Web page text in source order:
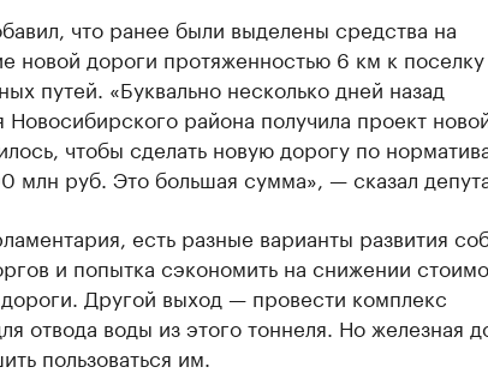
что ранее были выделены средства на
новой дороги протяженностью 6 км к
путей. «Буквально несколько дней назад
Новосибирского района получила проект
чтобы сделать новую дорогу по
млн руб. Это большая сумма», — сказал
есть разные варианты развития
и попытка сэкономить на снижении
дороги. Другой выход — провести комплекс
отвода воды из этого тоннеля. Но железная
пользоваться им.